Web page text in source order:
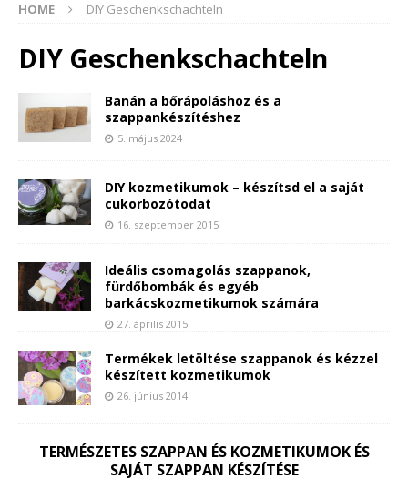
HOME DIY Geschenkschachteln
DIY Geschenkschachteln
Banán a bőrápoláshoz és a
szappankészítéshez
5. május 2024
DIY kozmetikumok – készítsd el a saját
cukorbozótodat
16. szeptember 2015
Ideális csomagolás szappanok,
fürdőbombák és egyéb
barkácskozmetikumok számára
27. április 2015
Termékek letöltése szappanok és kézzel
készített kozmetikumok
26. június 2014
TERMÉSZETES SZAPPAN ÉS KOZMETIKUMOK ÉS
SAJÁT SZAPPAN KÉSZÍTÉSE